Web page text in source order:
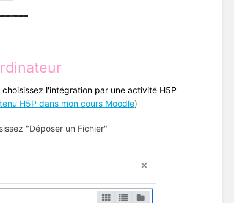
l'intégration par une activité H5P
H5P dans mon cours Moodle)
"Déposer un Fichier"